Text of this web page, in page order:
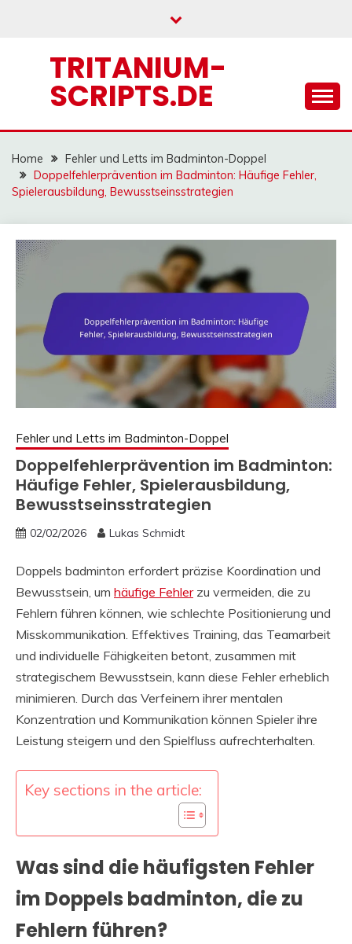
TRITANIUM-
SCRIPTS.DE
Home
Fehler und Letts im Badminton-Doppel
Doppelfehlerprävention im Badminton: Häufige Fehler,
Spielerausbildung, Bewusstseinsstrategien
Fehler und Letts im Badminton-Doppel
Doppelfehlerprävention im Badminton:
Häufige Fehler, Spielerausbildung,
Bewusstseinsstrategien
02/02/2026 Lukas Schmidt
Doppels badminton erfordert präzise Koordination und
Bewusstsein, um häufige Fehlerzu vermeiden, die zu
Fehlern führen können, wie schlechte Positionierung und
Misskommunikation. Effektives Training, das Teamarbeit
und individuelle Fähigkeiten betont, zusammen mit
strategischem Bewusstsein, kann diese Fehler erheblich
minimieren. Durch das Verfeinern ihrer mentalen
Konzentration und Kommunikation können Spieler ihre
Leistung steigern und den Spielfluss aufrechterhalten.
Key sections in the article:
Was sind die häufigsten Fehler
im Doppels badminton, die zu
Fehlern führen?